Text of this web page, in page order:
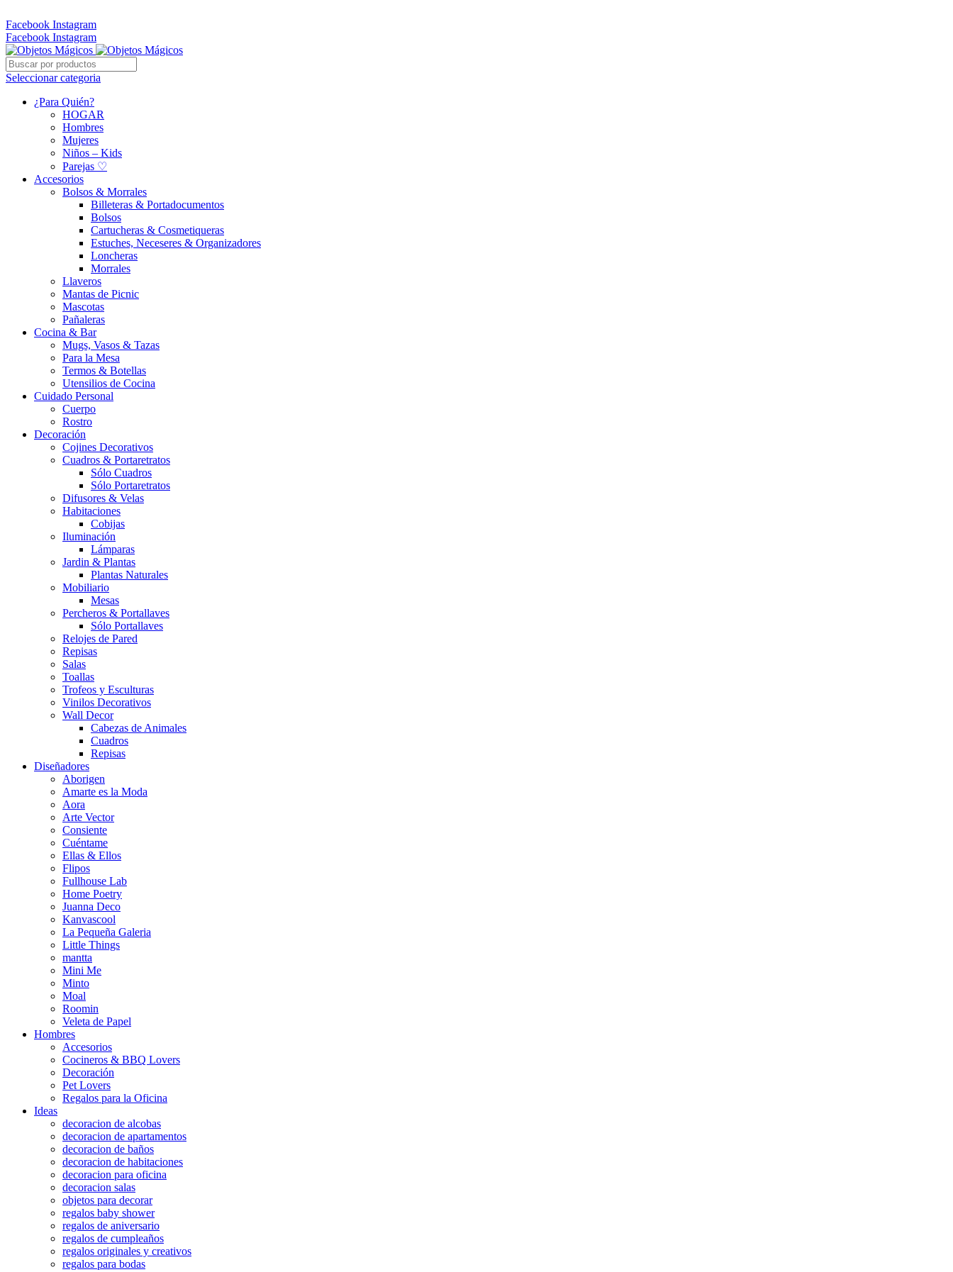
Facebook Instagram
Facebook Instagram
Seleccionar categoria
¿Para Quién?
HOGAR
Hombres
Mujeres
Niños – Kids
Parejas ♡
Accesorios
Bolsos & Morrales
Billeteras & Portadocumentos
Bolsos
Cartucheras & Cosmetiqueras
Estuches, Neceseres & Organizadores
Loncheras
Morrales
Llaveros
Mantas de Picnic
Mascotas
Pañaleras
Cocina & Bar
Mugs, Vasos & Tazas
Para la Mesa
Termos & Botellas
Utensilios de Cocina
Cuidado Personal
Cuerpo
Rostro
Decoración
Cojines Decorativos
Cuadros & Portaretratos
Sólo Cuadros
Sólo Portaretratos
Difusores & Velas
Habitaciones
Cobijas
Iluminación
Lámparas
Jardin & Plantas
Plantas Naturales
Mobiliario
Mesas
Percheros & Portallaves
Sólo Portallaves
Relojes de Pared
Repisas
Salas
Toallas
Trofeos y Esculturas
Vinilos Decorativos
Wall Decor
Cabezas de Animales
Cuadros
Repisas
Diseñadores
Aborigen
Amarte es la Moda
Aora
Arte Vector
Consiente
Cuéntame
Ellas & Ellos
Flipos
Fullhouse Lab
Home Poetry
Juanna Deco
Kanvascool
La Pequeña Galeria
Little Things
mantta
Mini Me
Minto
Moal
Roomin
Veleta de Papel
Hombres
Accesorios
Cocineros & BBQ Lovers
Decoración
Pet Lovers
Regalos para la Oficina
Ideas
decoracion de alcobas
decoracion de apartamentos
decoracion de baños
decoracion de habitaciones
decoracion para oficina
decoracion salas
objetos para decorar
regalos baby shower
regalos de aniversario
regalos de cumpleaños
regalos originales y creativos
regalos para bodas